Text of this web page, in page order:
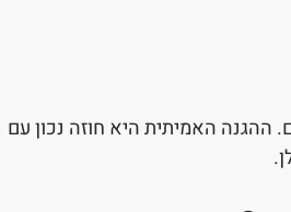
ההגנה האמיתית היא חוזה נכון עם